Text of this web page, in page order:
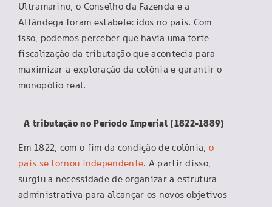
Ultramarino, o Conselho da Fazenda e a
Alfândega foram estabelecidos no país. Com
isso, podemos perceber que havia uma forte
fiscalização da tributação que acontecia para
maximizar a exploração da colônia e garantir o
monopólio real.
A tributação no Período Imperial (1822-1889)
Em 1822, com o fim da condição de colônia, o
país se tornou independente. A partir disso,
surgiu a necessidade de organizar a estrutura
administrativa para alcançar os novos objetivos